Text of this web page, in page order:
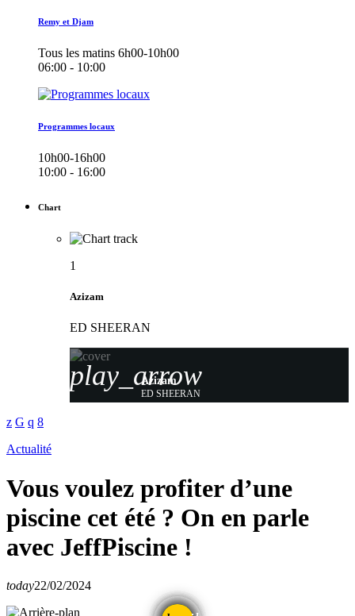
Remy et Djam
Tous les matins 6h00-10h00
06:00 - 10:00
Programmes locaux
10h00-16h00
10:00 - 16:00
Chart
1
Azizam
ED SHEERAN
play_arrow
Azizam
ED SHEERAN
Actualité
Vous voulez profiter d’une
piscine cet été ? On en parle
avec JeffPiscine !
today22/02/2024